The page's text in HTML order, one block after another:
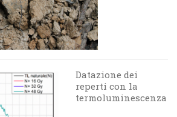
Datazione dei
reperti con la
termoluminescenza